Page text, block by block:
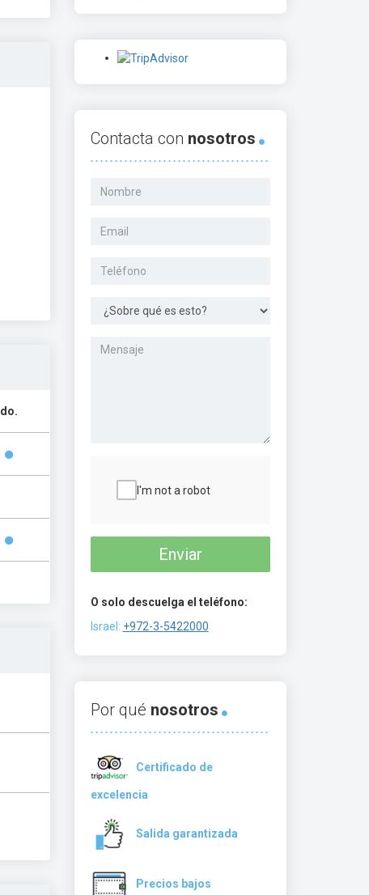
do.
Contacta con nosotros
I'm not a robot
Enviar
O solo descuelga el teléfono:
Israel: +972-3-5422000
Por qué nosotros
Certificado de
excelencia
Salida garantizada
Precios bajos